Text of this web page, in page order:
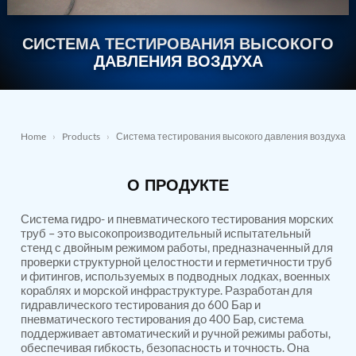
Nitrogen Generating Storage and Distribution
System-UGSSN2
Dynamic Snubber Shock Arrestor Test Facility
Rotor Dynamics Test Facility
Starter Generator Test Rig
Computerized Control Universal Brake Test Bench
Aerospace Nozzle Flow Test Bench
Air Droppable Container
Computerized Microprocessor Controlled Dv Test
Bench
Computerized Based Test Bench For Panel
Mounted Brake System For Lhb Coaches
Pressure Cycle Test System
PSA Oxygen Generation Plant-500 LPM
PSA Oxygen Generation Plant-200 LPM
Fuel Injection Pump Test Bench
СИСТЕМА ТЕСТИРОВАНИЯ ВЫСОКОГО
ДАВЛЕНИЯ ВОЗДУХА
Home › Products › Система тестирования высокого давления воздуха
О ПРОДУКТЕ
Система гидро- и пневматического тестирования морских
труб – это высокопроизводительный испытательный
стенд с двойным режимом работы, предназначенный для
проверки структурной целостности и герметичности труб
и фитингов, используемых в подводных лодках, военных
кораблях и морской инфраструктуре. Разработан для
гидравлического тестирования до 600 Бар и
пневматического тестирования до 400 Бар, система
поддерживает автоматический и ручной режимы работы,
обеспечивая гибкость, безопасность и точность. Она
Contact Sales
About